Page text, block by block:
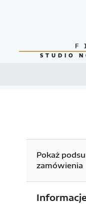
STUDIO
Pokaż
zamówienia